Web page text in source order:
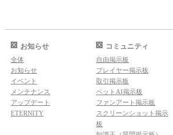
お知らせ
全体
お知らせ
イベント
メンテナンス
アップデート
ETERNITY
コミュニティ
自由掲示板
プレイヤー掲示板
取引掲示板
ペットAI掲示板
ファンアート掲示板
スクリーンショット掲示
板